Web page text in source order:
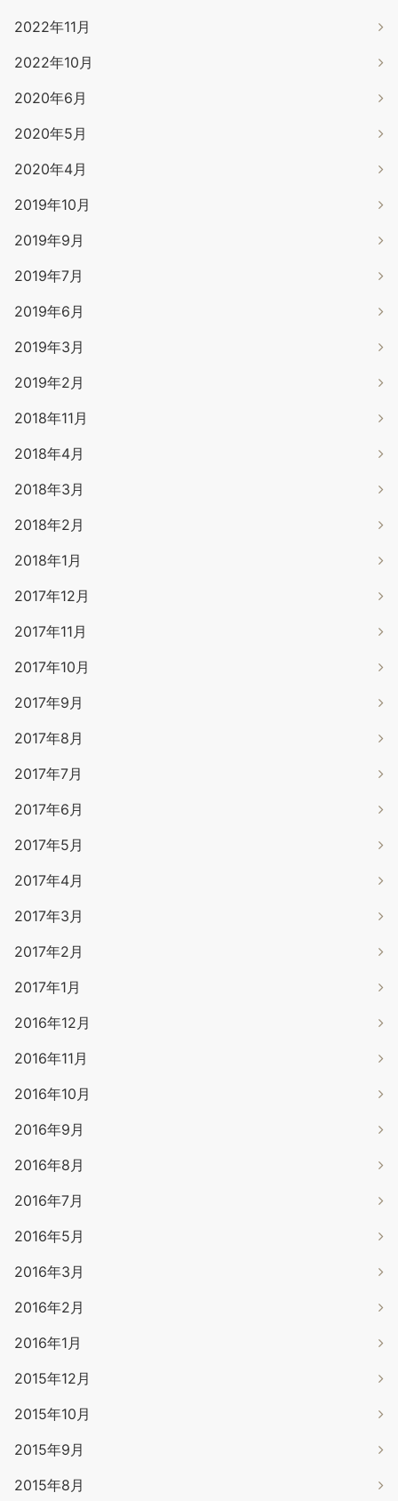
2022年11月
2022年10月
2020年6月
2020年5月
2020年4月
2019年10月
2019年9月
2019年7月
2019年6月
2019年3月
2019年2月
2018年11月
2018年4月
2018年3月
2018年2月
2018年1月
2017年12月
2017年11月
2017年10月
2017年9月
2017年8月
2017年7月
2017年6月
2017年5月
2017年4月
2017年3月
2017年2月
2017年1月
2016年12月
2016年11月
2016年10月
2016年9月
2016年8月
2016年7月
2016年5月
2016年3月
2016年2月
2016年1月
2015年12月
2015年10月
2015年9月
2015年8月